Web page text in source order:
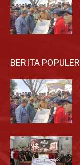
BERITA POPULER